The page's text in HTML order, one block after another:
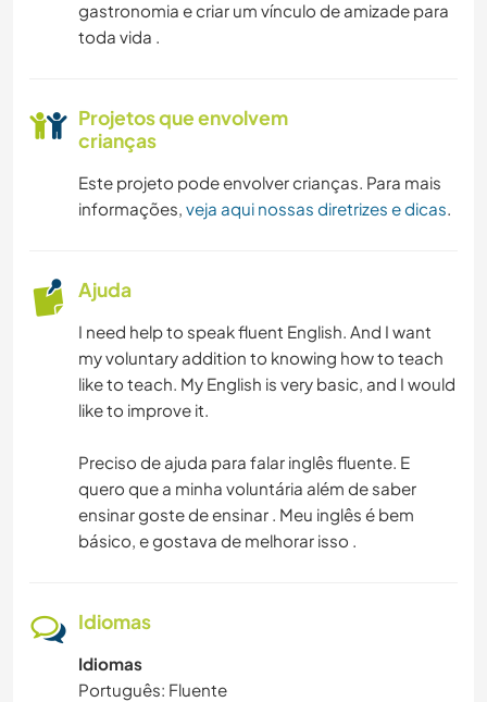
gastronomia e criar um vínculo de amizade para
toda vida .
Projetos que envolvem
crianças
Este projeto pode envolver crianças. Para mais
informações, veja aqui nossas diretrizes e dicas.
Ajuda
I need help to speak fluent English. And I want
my voluntary addition to knowing how to teach
like to teach. My English is very basic, and I would
like to improve it.
Preciso de ajuda para falar inglês fluente. E
quero que a minha voluntária além de saber
ensinar goste de ensinar . Meu inglês é bem
básico, e gostava de melhorar isso .
Idiomas
Idiomas
Português: Fluente